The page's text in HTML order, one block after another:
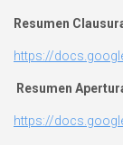
Resumen
https://
Resumen
https://